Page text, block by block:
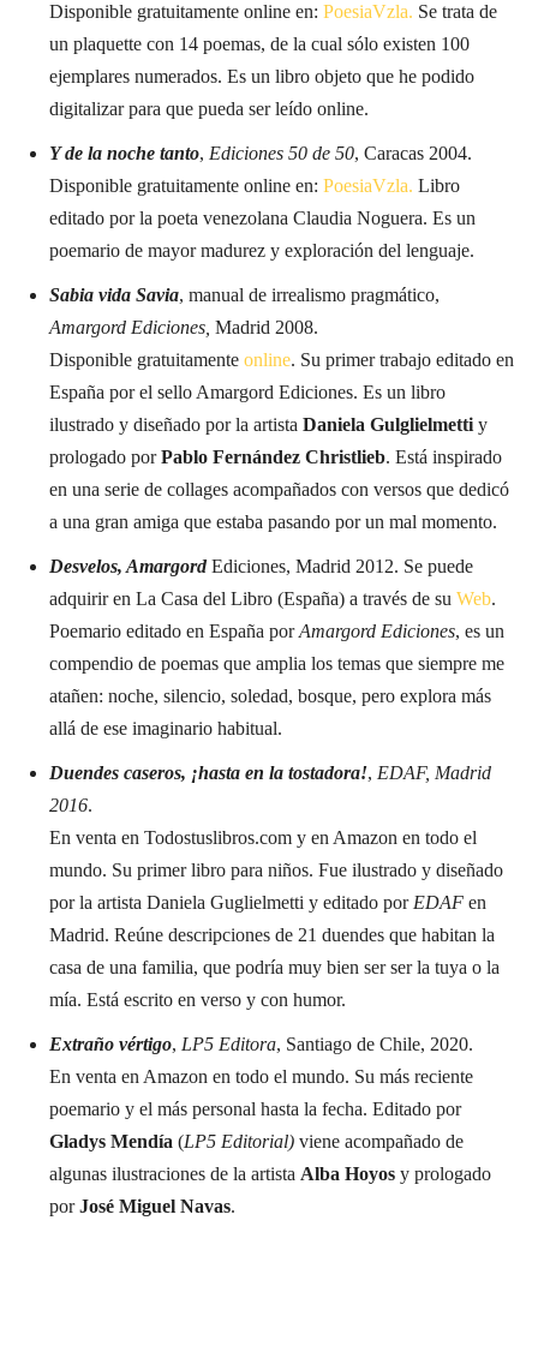
Disponible gratuitamente online en: PoesiaVzla. Se trata de
un plaquette con 14 poemas, de la cual sólo existen 100
ejemplares numerados. Es un libro objeto que he podido
digitalizar para que pueda ser leído online.
Y de la noche tanto, Ediciones 50 de 50, Caracas 2004.
Disponible gratuitamente online en: PoesiaVzla. Libro
editado por la poeta venezolana Claudia Noguera. Es un
poemario de mayor madurez y exploración del lenguaje.
Sabia vida Savia, manual de irrealismo pragmático,
Amargord Ediciones, Madrid 2008.
Disponible gratuitamente online. Su primer trabajo editado en
España por el sello Amargord Ediciones. Es un libro
ilustrado y diseñado por la artista Daniela Gulglielmetti y
prologado porPablo Fernández Christlieb. Está inspirado
en una serie de collages acompañados con versos que dedicó
a una gran amiga que estaba pasando por un mal momento.
Desvelos, AmargordEdiciones, Madrid 2012. Se puede
adquirir en La Casa del Libro (España) a través de su Web.
Poemario editado en España porAmargord Ediciones, es un
compendio de poemas que amplia los temas que siempre me
atañen: noche, silencio, soledad, bosque, pero explora más
allá de ese imaginario habitual.
Duendes caseros, ¡hasta en la tostadora!, EDAF, Madrid
2016.
En venta en Todostuslibros.com y en Amazon en todo el
mundo. Su primer libro para niños. Fue ilustrado y diseñado
por la artista Daniela Guglielmetti y editado porEDAF en
Madrid. Reúne descripciones de 21 duendes que habitan la
casa de una familia, que podría muy bien ser ser la tuya o la
mía. Está escrito en verso y con humor.
Extraño vértigo, LP5 Editora, Santiago de Chile, 2020.
En venta en Amazon en todo el mundo. Su más reciente
poemario y el más personal hasta la fecha. Editado por
Gladys Mendía (LP5 Editorial) viene acompañado de
algunas ilustraciones de la artista Alba Hoyos y prologado
porJosé Miguel Navas.